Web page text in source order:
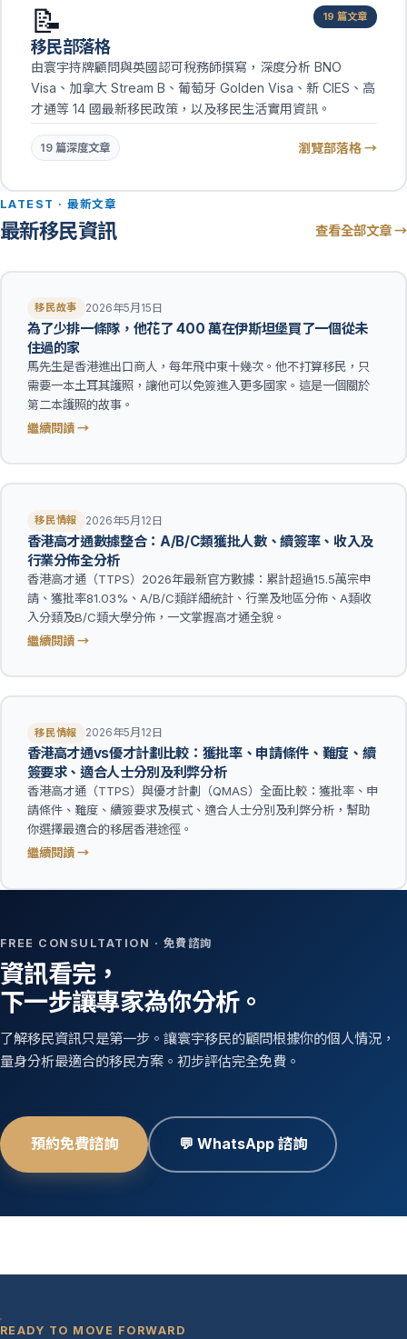
📝 19 篇文章
移民部落格
由寰宇持牌顧問與英國認可稅務師撰寫，深度分析 BNO
Visa、加拿大 Stream B、葡萄牙 Golden Visa、新 CIES、高
才通等 14 國最新移民政策，以及移民生活實用資訊。
19 篇深度文章 瀏覽部落格 →
LATEST · 最新文章
最新移民資訊 查看全部文章 →
移民故事 2026年5月15日
為了少排一條隊，他花了 400 萬在伊斯坦堡買了一個從未
住過的家
馬先生是香港進出口商人，每年飛中東十幾次。他不打算移民，只
需要一本土耳其護照，讓他可以免簽進入更多國家。這是一個關於
第二本護照的故事。
繼續閱讀 →
移民情報 2026年5月12日
香港高才通數據整合：A/B/C類獲批人數、續簽率、收入及
行業分佈全分析
香港高才通（TTPS）2026年最新官方數據：累計超過15.5萬宗申
請、獲批率81.03%、A/B/C類詳細統計、行業及地區分佈、A類收
入分類及B/C類大學分佈，一文掌握高才通全貌。
繼續閱讀 →
移民情報 2026年5月12日
香港高才通vs優才計劃比較：獲批率、申請條件、難度、續
簽要求、適合人士分別及利弊分析
香港高才通（TTPS）與優才計劃（QMAS）全面比較：獲批率、申
請條件、難度、續簽要求及模式、適合人士分別及利弊分析，幫助
你選擇最適合的移居香港途徑。
繼續閱讀 →
FREE CONSULTATION · 免費諮詢
資訊看完，
下一步讓專家為你分析。
了解移民資訊只是第一步。讓寰宇移民的顧問根據你的個人情況，
量身分析最適合的移民方案。初步評估完全免費。
預約免費諮詢 💬 WhatsApp 諮詢
READY TO MOVE FORWARD